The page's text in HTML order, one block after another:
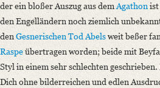
der ein bloßer Auszug aus demAgathonist
den Engelländern noch ziemlich
denGesnerischenTod Abelsweit beßer
Raspeübertragen worden; beide mit
Styl in einem sehr schlechten geschrieben.
Dich ohne bilderreichen und edlen